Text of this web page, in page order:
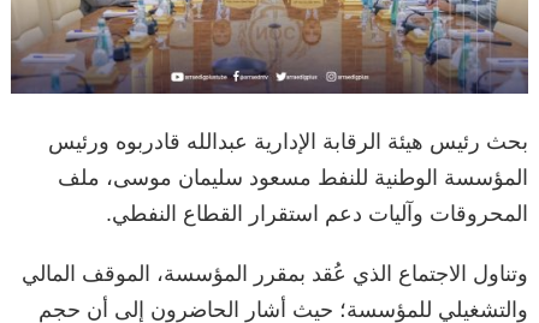
بحث رئيس هيئة الرقابة الإدارية عبدالله قادربوه ورئيس
المؤسسة الوطنية للنفط مسعود سليمان موسى، ملف
المحروقات وآليات دعم استقرار القطاع النفطي.
وتناول الاجتماع الذي عُقد بمقرر المؤسسة، الموقف المالي
والتشغيلي للمؤسسة؛ حيث أشار الحاضرون إلى أن حجم